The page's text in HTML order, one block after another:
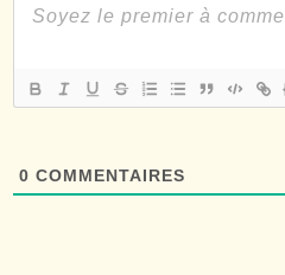
0 COMMENTAIRES